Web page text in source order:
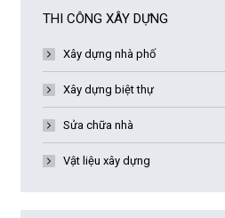
THI CÔNG XÂY DỰNG
Xây dựng nhà phố
Xây dựng biệt thự
Sửa chữa nhà
Vật liệu xây dựng